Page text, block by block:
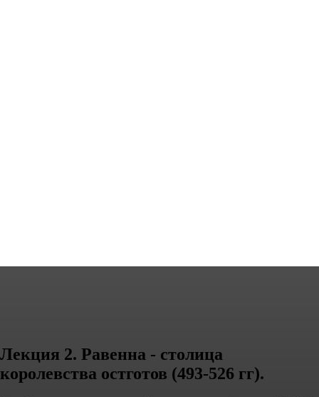
Лекция 2. Равенна - столица
королевства остготов (493-526 гг).